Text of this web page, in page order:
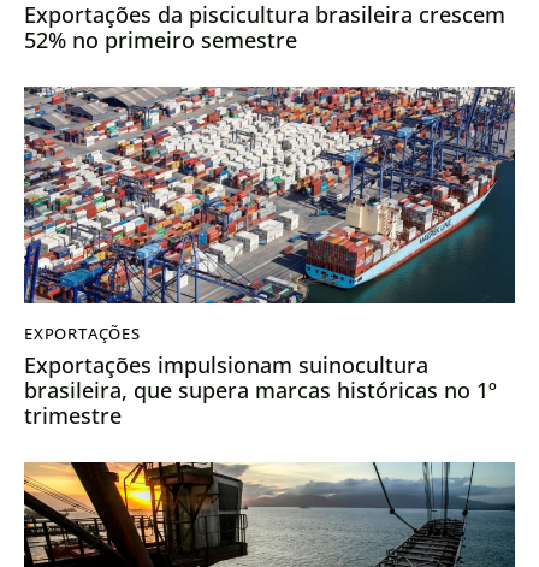
Exportações da piscicultura brasileira crescem
52% no primeiro semestre
EXPORTAÇÕES
Exportações impulsionam suinocultura
brasileira, que supera marcas históricas no 1º
trimestre